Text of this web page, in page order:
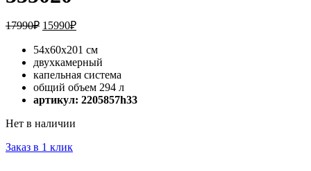
17990₽ 15990₽
54x60x201 см
двухкамерный
капельная система
общий объем 294 л
артикул: 2205857h33
Нет в наличии
Заказ в 1 клик